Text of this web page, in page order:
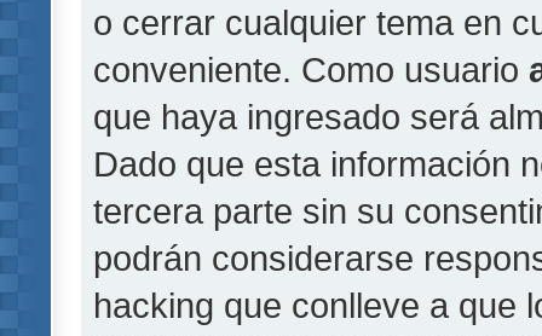
o cerrar cualquier tema en
conveniente. Como usuario
que haya ingresado será
Dado que esta información
tercera parte sin su
podrán considerarse
hacking que conlleve a que